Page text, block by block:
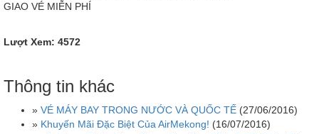
GIAO VÉ MIỄN PHÍ
Lượt Xem: 4572
Thông tin khác
» VÉ MÁY BAY TRONG NƯỚC VÀ QUỐC TẾ (27/06/2016)
» Khuyến Mãi Đặc Biệt Của AirMekong! (16/07/2016)